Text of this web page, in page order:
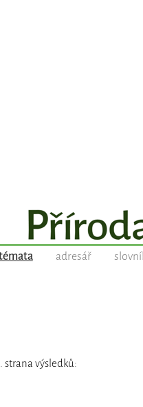
adresář
strana výsledků: